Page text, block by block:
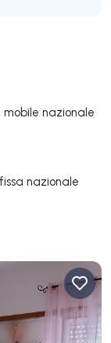
nazionale
nazionale